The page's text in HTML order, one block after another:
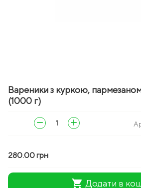
Вареники з куркою, пармезаном
(1000 г)
remove add
280.00 грн
shopping_cart Додати в